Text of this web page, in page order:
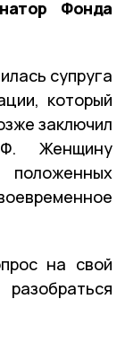
Фонда
супруга
который
заключил
Женщину
на свой